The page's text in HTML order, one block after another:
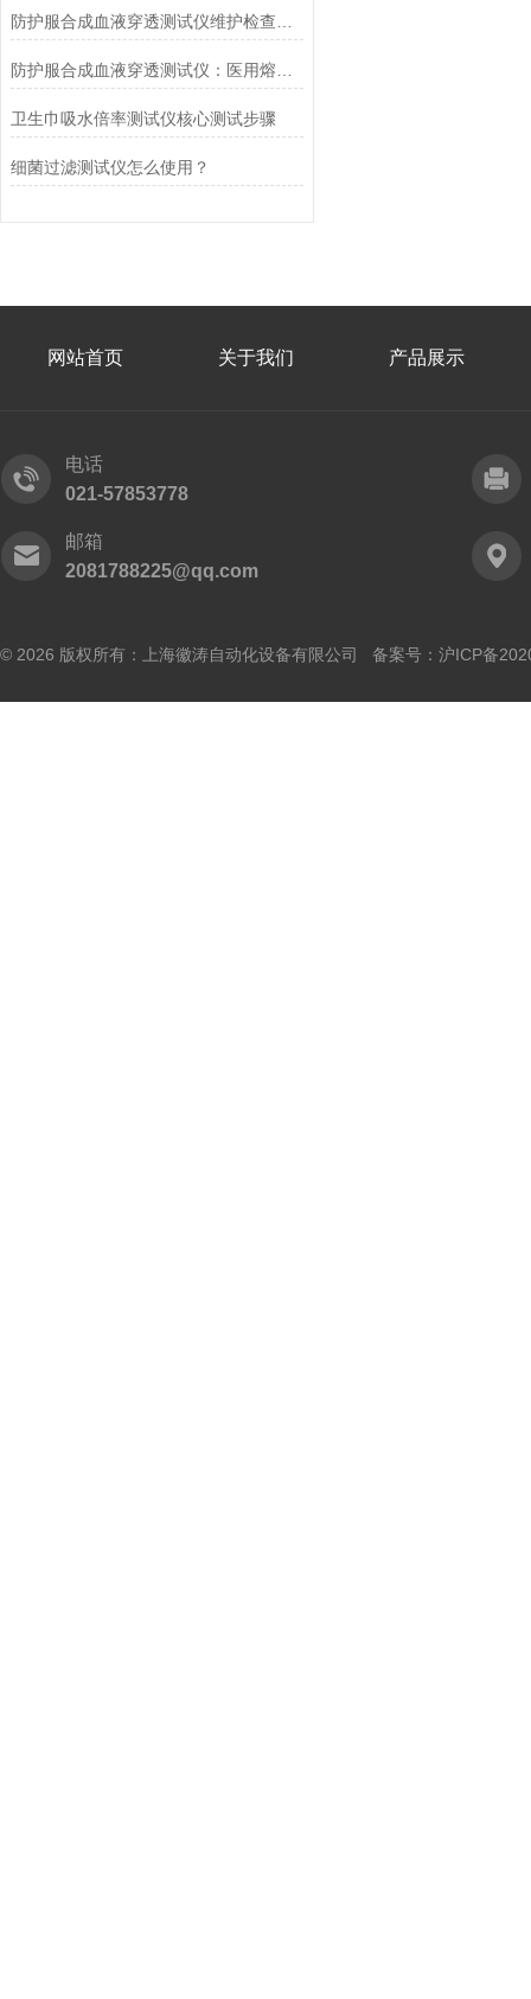
卫生巾吸水倍率测试仪核心测试步骤
细菌过滤测试仪怎么使用？
网站首页 关于我们 产品展示
电话
021-57853778
邮箱
2081788225@qq.com
© 2026 版权所有：上海徽涛自动化设备有限公司 备案号： 沪ICP备